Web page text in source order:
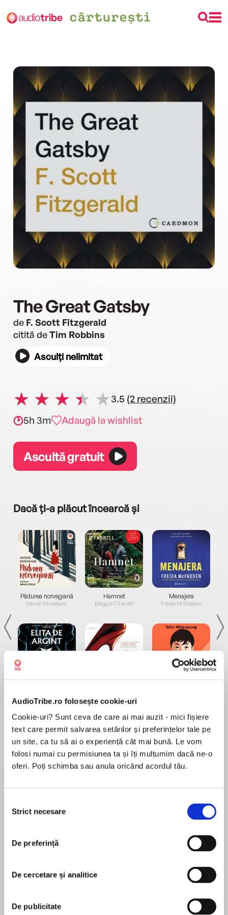
AudioTribe.ro folosește cookie-uri
Cookie-uri? Sunt ceva de care ai mai auzit - mici fișiere
text care permit salvarea setărilor și preferințelor tale pe
un site, ca tu să ai o experiență cât mai bună. Le vom
folosi numai cu permisiunea ta și îți mulțumim dacă ne-o
oferi. Poți schimba sau anula oricând acordul tău.
consimțământului
Strict necesare
De preferință
De cercetare și analitice
De publicitate
The Great Gatsby
de F. Scott Fitzgerald
citită deTim Robbins
Asculți nelimitat
3.5 (2 recenzii)
5h 3m
Adaugă la wishlist
Ascultă gratuit
Dacă ți-a plăcut încearcă și
Pădurea norvegiană
Haruki Murakami
de...
Dani Francis
Hamnet
Maggie O'Farrell
la...
Lauren Weisberger
Menajera
Freida McFadden
Desprecarte
An undisputed masterpiece of twentieth-
bootlegging, and lavish parties, The Great
Carraway’s curious introduction to the
decadent world of his mysterious, wealthy
neighbor Jay Gatsby, whose thirst for riches is
matched only by his tragic obsession with the
În acest moment nu există recenzii
F. Scott Fitzgerald